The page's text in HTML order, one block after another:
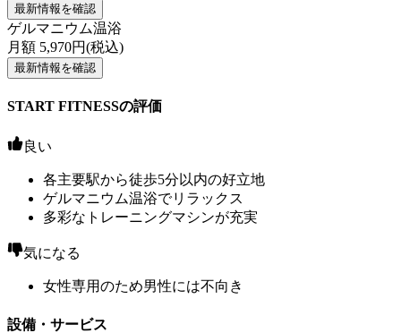
最新情報を確認
ゲルマニウム温浴
月額 5,970円(税込)
最新情報を確認
START FITNESSの評価
良い
各主要駅から徒歩5分以内の好立地
ゲルマニウム温浴でリラックス
多彩なトレーニングマシンが充実
気になる
女性専用のため男性には不向き
設備・サービス